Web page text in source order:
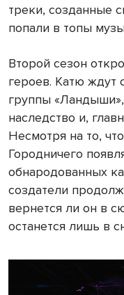
треки, созданные
попали в топы
Второй сезон
героев. Катю ждут
группы
наследство и,
Несмотря на то,
Городничего
обнародованных
создатели
вернется ли он в
останется лишь в